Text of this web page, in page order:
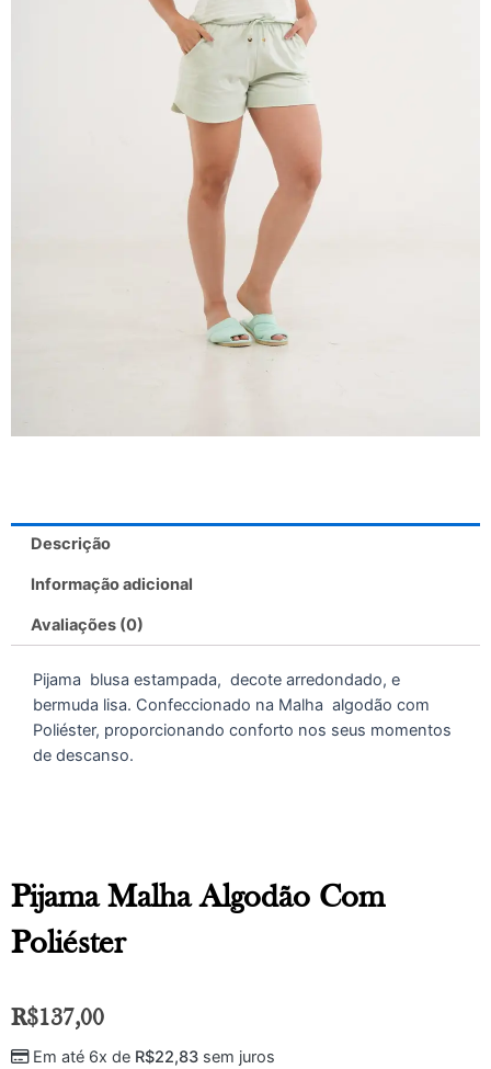
Descrição
Informação adicional
Avaliações (0)
Pijama blusa estampada, decote arredondado, e
bermuda lisa. Confeccionado na Malha algodão com
Poliéster, proporcionando conforto nos seus momentos
de descanso.
Pijama Malha Algodão Com
Poliéster
R$137,00
Em até 6x de R$22,83sem juros